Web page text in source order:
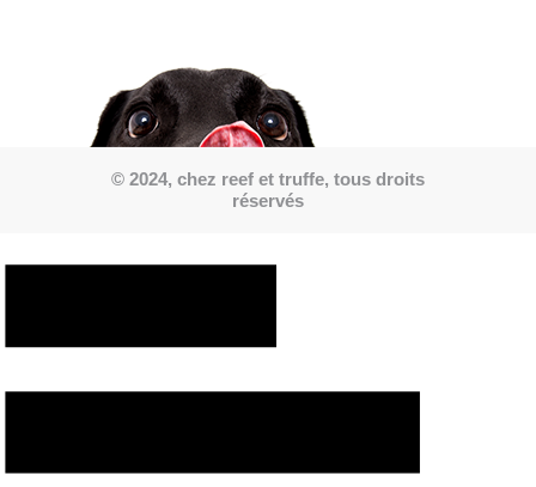
© 2024, chez reef et truffe, tous droits
réservés